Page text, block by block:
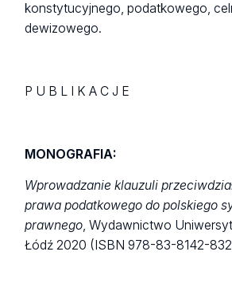
konstytucyjnego, podatkowego,
dewizowego.
P U B L I K A C J E
MONOGRAFIA:
Wprowadzanie klauzuli
prawa podatkowego do polskiego
prawnego, Wydawnictwo
Łódź 2020 (ISBN 978-83-8142-